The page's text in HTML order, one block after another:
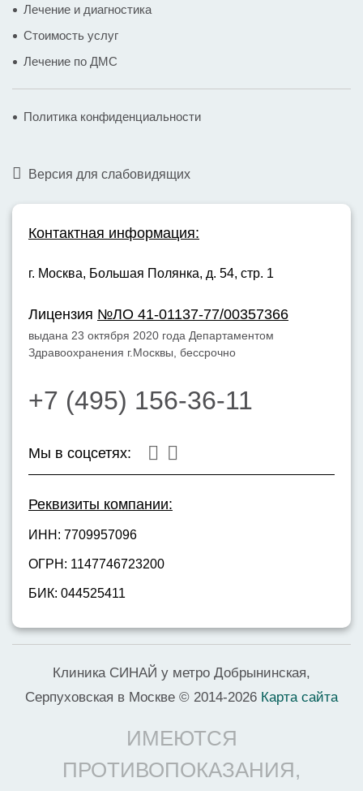
Лечение и диагностика
Стоимость услуг
Лечение по ДМС
Политика конфиденциальности
Версия для слабовидящих
Контактная информация:
г. Москва, Большая Полянка, д. 54, стр. 1
Лицензия №ЛО 41-01137-77/00357366
выдана 23 октября 2020 года Департаментом
Здравоохранения г.Москвы, бессрочно
+7 (495) 156-36-11
Мы в соцсетях:
Реквизиты компании:
ИНН: 7709957096
ОГРН: 1147746723200
БИК: 044525411
Клиника СИНАЙ у метро Добрынинская,
Серпуховская в Москве © 2014-2026 Карта сайта
ИМЕЮТСЯ
ПРОТИВОПОКАЗАНИЯ,